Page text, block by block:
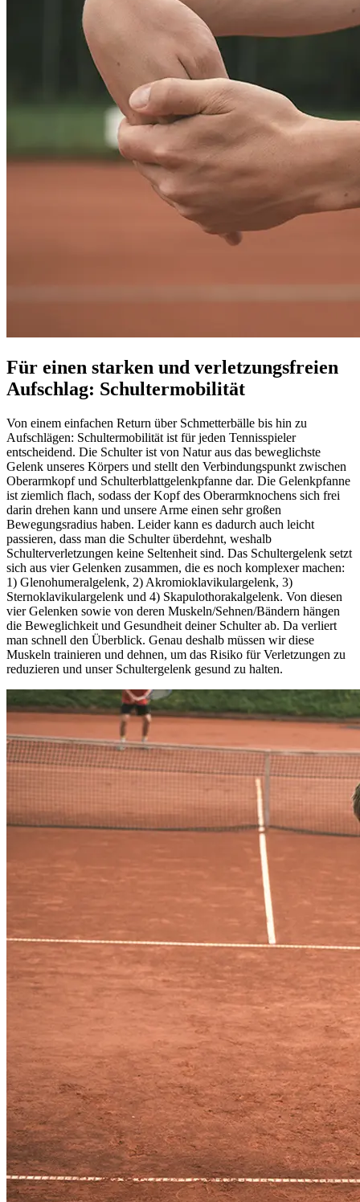
Für einen starken und verletzungsfreien
Aufschlag: Schultermobilität
Von einem einfachen Return über Schmetterbälle bis hin zu
Aufschlägen: Schultermobilität ist für jeden Tennisspieler
entscheidend. Die Schulter ist von Natur aus das beweglichste
Gelenk unseres Körpers und stellt den Verbindungspunkt zwischen
Oberarmkopf und Schulterblattgelenkpfanne dar. Die Gelenkpfanne
ist ziemlich flach, sodass der Kopf des Oberarmknochens sich frei
darin drehen kann und unsere Arme einen sehr großen
Bewegungsradius haben. Leider kann es dadurch auch leicht
passieren, dass man die Schulter überdehnt, weshalb
Schulterverletzungen keine Seltenheit sind. Das Schultergelenk setzt
sich aus vier Gelenken zusammen, die es noch komplexer machen:
1) Glenohumeralgelenk, 2) Akromioklavikulargelenk, 3)
Sternoklavikulargelenk und 4) Skapulothorakalgelenk. Von diesen
vier Gelenken sowie von deren Muskeln/Sehnen/Bändern hängen
die Beweglichkeit und Gesundheit deiner Schulter ab. Da verliert
man schnell den Überblick. Genau deshalb müssen wir diese
Muskeln trainieren und dehnen, um das Risiko für Verletzungen zu
reduzieren und unser Schultergelenk gesund zu halten.